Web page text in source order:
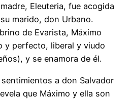
Eleuteria, fue acogida
marido, don Urbano.
de Evarista, Máximo
y perfecto, liberal y viudo
y se enamora de él.
a don Salvador
que Máximo y ella son